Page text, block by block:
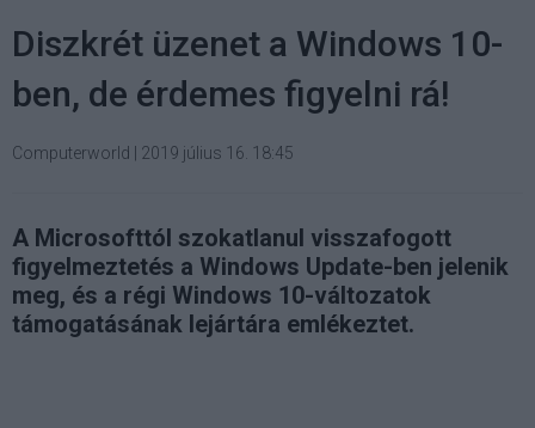
Diszkrét üzenet a Windows 10-
ben, de érdemes figyelni rá!
Computerworld 2019 július 16. 18:45
A Microsofttól szokatlanul visszafogott
figyelmeztetés a Windows Update-ben jelenik
meg, és a régi Windows 10-változatok
támogatásának lejártára emlékeztet.